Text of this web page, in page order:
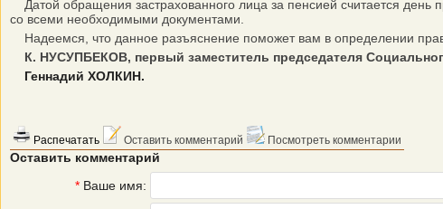
Датой обращения застрахованного лица за пенсией считается
со всеми необходимыми документами.
Надеемся, что данное разъяснение поможет вам в определении
К. НУСУПБЕКОВ, первый заместитель председателя
Геннадий ХОЛКИН.
Распечатать Оставить комментарий Посмотреть комментарии
Оставить комментарий
* Ваше имя: